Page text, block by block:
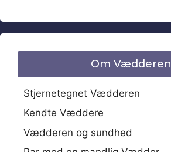
Om Vædderen
Stjernetegnet Vædderen
Kendte Væddere
Vædderen og sundhed